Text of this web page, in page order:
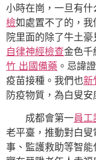
小時在崗，一旦有
檢如處置不了的，
院里面的除了牛土
自律神經檢查金色千
竹 出國備藥 。忌諱
疫苗接種。我們也新
防疫物質，為白叟安
成都會第一員
老平臺，推動對白
事、監護救助等智能